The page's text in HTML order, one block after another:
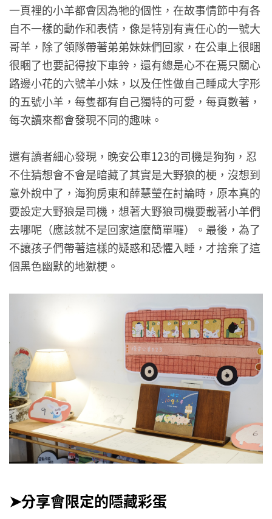
一頁裡的小羊都會因為牠的個性，在故事情節中有各
自不一樣的動作和表情，像是特別有責任心的一號大
哥羊，除了領隊帶著弟弟妹妹們回家，在公車上很睏
很睏了也要記得按下車鈴，還有總是心不在焉只關心
路邊小花的六號羊小妹，以及任性做自己睡成大字形
的五號小羊，每隻都有自己獨特的可愛，每頁數著，
每次讀來都會發現不同的趣味。
還有讀者細心發現，晚安公車123的司機是狗狗，忍
不住猜想會不會是暗藏了其實是大野狼的梗，沒想到
意外說中了，海狗房東和薛慧瑩在討論時，原本真的
要設定大野狼是司機，想著大野狼司機要載著小羊們
去哪呢（應該就不是回家這麼簡單囉）。最後，為了
不讓孩子們帶著這樣的疑惑和恐懼入睡，才捨棄了這
個黑色幽默的地獄梗。
➤分享會限定的隱藏彩蛋